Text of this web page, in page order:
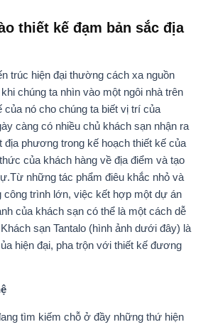
thiết kế đạm bản sắc địa
​​trúc hiện đại thường cách xa nguồn
chúng ta nhìn vào một ngôi nhà trên
của nó cho chúng ta biết vị trí của
càng có nhiều chủ khách sạn nhận ra
địa phương trong kế hoạch thiết kế của
của khách hàng về địa điểm và tạo
những tác phẩm điêu khắc nhỏ và
công trình lớn, việc kết hợp một dự án
của khách sạn có thể là một cách dễ
sạn Tantalo (hình ảnh dưới đây) là
hiện đại, pha trộn với thiết kế đương
tìm kiếm chỗ ở đầy những thứ hiện